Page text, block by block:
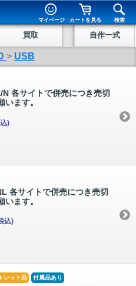
マイページ カートを見る 検索
買取 自作一式
> USB
各サイトで併売につき売切
ます。
)
各サイトで併売につき売切
ます。
込)
レット品 付属品あり